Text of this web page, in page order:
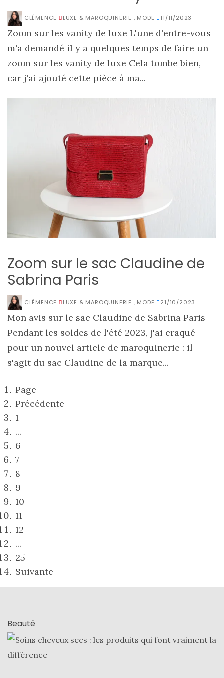
CLÉMENCE LUXE & MAROQUINERIE , MODE 11/11/2023
Zoom sur les vanity de luxe L'une d'entre-vous
m'a demandé il y a quelques temps de faire un
zoom sur les vanity de luxe Cela tombe bien,
car j'ai ajouté cette pièce à ma...
Zoom sur le sac Claudine de
Sabrina Paris
CLÉMENCE LUXE & MAROQUINERIE , MODE 21/10/2023
Mon avis sur le sac Claudine de Sabrina Paris
Pendant les soldes de l'été 2023, j'ai craqué
pour un nouvel article de maroquinerie : il
s'agit du sac Claudine de la marque...
Page
Précédente
1
...
6
7
8
9
10
11
12
...
25
Suivante
Beauté